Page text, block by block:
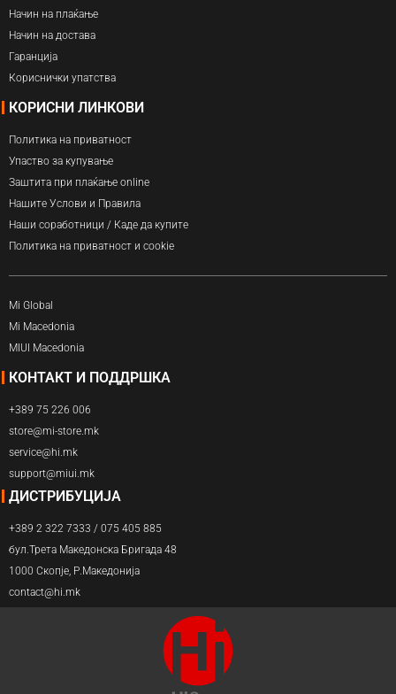
Начин на плаќање
Начин на достава
Гаранција
Кориснички упатства
КОРИСНИ ЛИНКОВИ
Политика на приватност
Упаство за купување
Заштита при плаќање online
Нашите Услови и Правила
Наши соработници / Каде да купите
Политика на приватност и cookie
Mi Global
Mi Macedonia
MIUI Macedonia
КОНТАКТ И ПОДДРШКА
+389 75 226 006
store@mi-store.mk
service@hi.mk
support@miui.mk
ДИСТРИБУЦИЈА
+389 2 322 7333 / 075 405 885
бул.Трета Македонска Бригада 48
1000 Скопје, Р.Македонија
contact@hi.mk